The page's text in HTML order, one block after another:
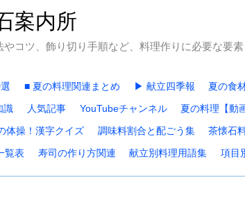
案内所
やコツ、飾り切り手順など、料理作りに必要な要
■ 夏の料理関連まとめ ▶ 献立四季報 夏の食
識 人気記事 YouTubeチャンネル 夏の料理【動
体操！漢字クイズ 調味料割合と配ごう集 茶懐石
覧表 寿司の作り方関連 献立別料理用語集 項目